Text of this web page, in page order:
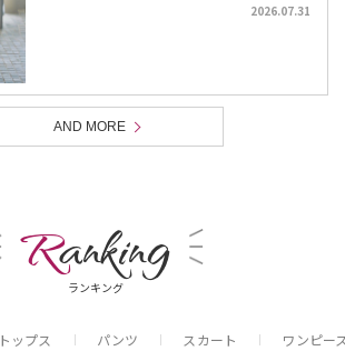
2026.07.31
AND MORE
Ranking
ランキング
トップス パンツ スカート ワンピー